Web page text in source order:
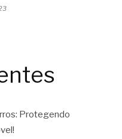
Protegendo